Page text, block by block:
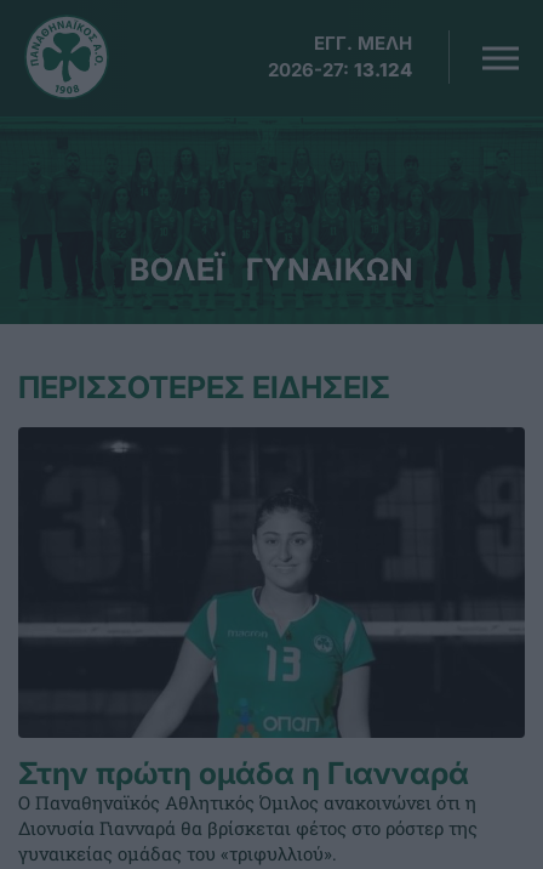
ΕΓΓ. ΜΕΛΗ
2026-27: 13.124
ΒΟΛΕΪ ΓΥΝΑΙΚΩΝ
ΠΕΡΙΣΣΟΤΕΡΕΣ ΕΙΔΗΣΕΙΣ
Στην πρώτη ομάδα η Γιανναρά
Ο Παναθηναϊκός Αθλητικός Όμιλος ανακοινώνει ότι η
Διονυσία Γιανναρά θα βρίσκεται φέτος στο ρόστερ της
γυναικείας ομάδας του «τριφυλλιού».